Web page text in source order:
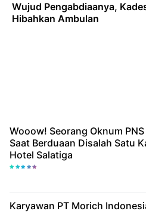
Wujud Pengabdiaanya,
Hibahkan Ambulan
Wooow! Seorang Oknum
Saat Berduaan Disalah Satu
Hotel Salatiga
Karyawan PT Morich